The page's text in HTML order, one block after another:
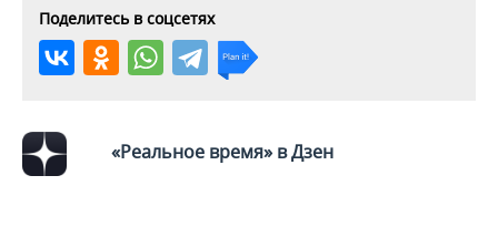
Поделитесь в соцсетях
«Реальное время» в Дзен